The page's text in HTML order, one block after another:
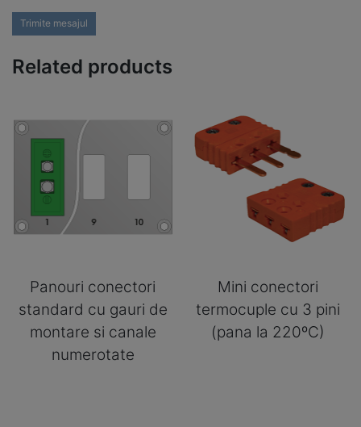
Trimite mesajul
Related products
Panouri conectori
standard cu gauri de
montare si canale
numerotate
Mini conectori
termocuple cu 3 pini
(pana la 220ºC)